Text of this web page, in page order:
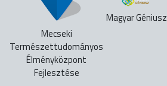
Mecseki
Természettudományos
Élményközpont
Fejlesztése
Magyar Géniusz